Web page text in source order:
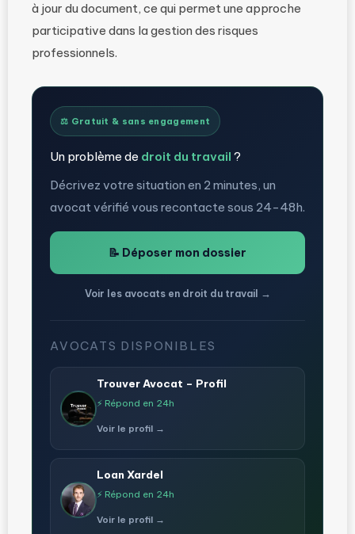
à jour du document, ce qui permet une approche
participative dans la gestion des risques
professionnels.
⚖️ Gratuit & sans engagement
Un problème de droit du travail ?
Décrivez votre situation en 2 minutes, un
avocat vérifié vous recontacte sous 24-48h.
📝 Déposer mon dossier
Voir les avocats en droit du travail →
AVOCATS DISPONIBLES
Trouver Avocat – Profil
⚡ Répond en 24h
Voir le profil →
Loan Xardel
⚡ Répond en 24h
Voir le profil →